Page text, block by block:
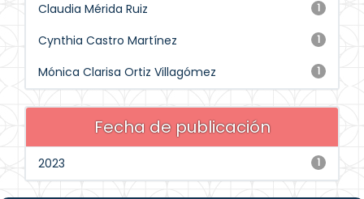
1
Claudia Mérida Ruiz
1
Cynthia Castro Martínez
1
Mónica Clarisa Ortiz Villagómez
Fecha de publicación
1
2023